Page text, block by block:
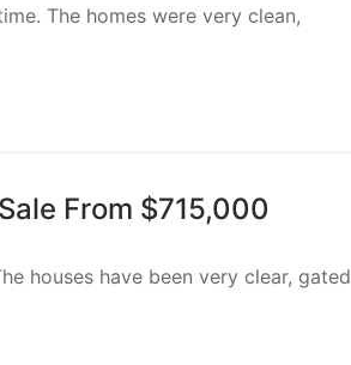
The homes were very clean,
From $715,000
houses have been very clear, gated